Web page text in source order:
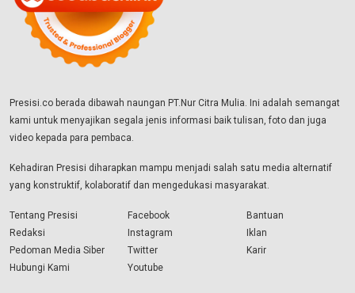
Presisi.co berada dibawah naungan PT.Nur Citra Mulia. Ini adalah semangat
kami untuk menyajikan segala jenis informasi baik tulisan, foto dan juga
video kepada para pembaca.
Kehadiran Presisi diharapkan mampu menjadi salah satu media alternatif
yang konstruktif, kolaboratif dan mengedukasi masyarakat.
Tentang Presisi
Redaksi
Pedoman Media Siber
Hubungi Kami
Facebook
Instagram
Twitter
Youtube
Bantuan
Iklan
Karir